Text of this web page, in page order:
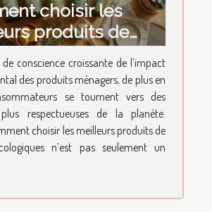
choisir les
produits de
écologiques ?
conscience croissante de l’impact
des produits ménagers, de plus en
se tournent vers des
respectueuses de la planète.
choisir les meilleurs produits de
n’est pas seulement un